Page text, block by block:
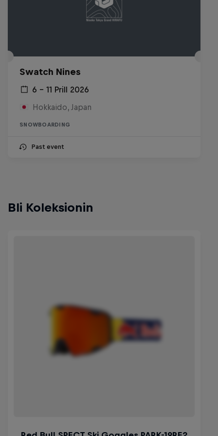
Swatch Nines
6 – 11 Prill 2026
Hokkaido, Japan
SNOWBOARDING
Past event
Bli Koleksionin